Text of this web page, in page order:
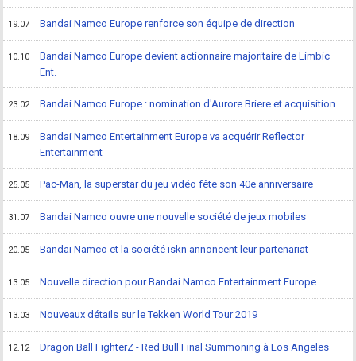
19.07 Bandai Namco Europe renforce son équipe de direction
10.10
Bandai Namco Europe devient actionnaire majoritaire de Limbic
Ent.
23.02 Bandai Namco Europe : nomination d'Aurore Briere et acquisition
18.09
Bandai Namco Entertainment Europe va acquérir Reflector
Entertainment
25.05 Pac-Man, la superstar du jeu vidéo fête son 40e anniversaire
31.07 Bandai Namco ouvre une nouvelle société de jeux mobiles
20.05 Bandai Namco et la société iskn annoncent leur partenariat
13.05 Nouvelle direction pour Bandai Namco Entertainment Europe
13.03 Nouveaux détails sur le Tekken World Tour 2019
12.12 Dragon Ball FighterZ - Red Bull Final Summoning à Los Angeles